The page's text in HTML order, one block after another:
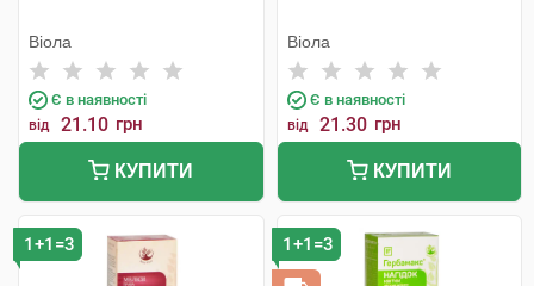
Віола
Є в наявності
від 21.10 грн
КУПИТИ
Віола
Є в наявності
від 21.30 грн
КУПИТИ
1+1=3 1+1=3